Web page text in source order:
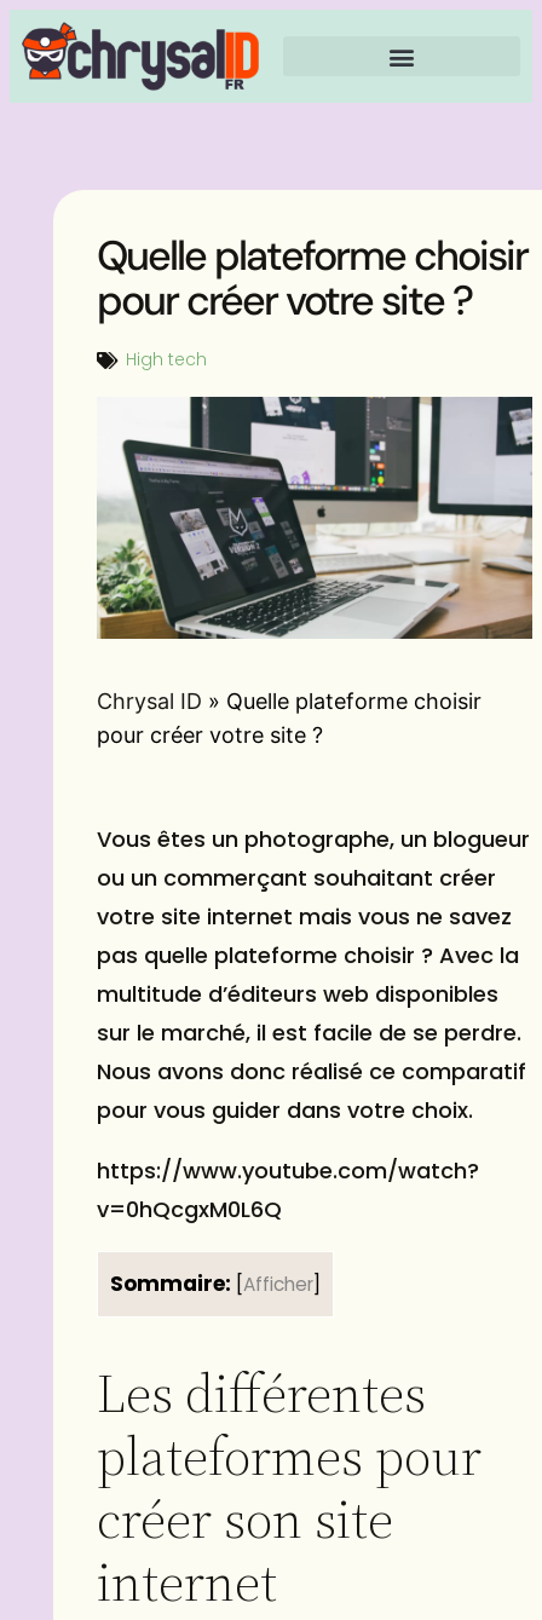
Quelle plateforme choisir
pour créer votre site ?
High tech
Chrysal ID » Quelle plateforme choisir
pour créer votre site ?
Vous êtes un photographe, un blogueur
ou un commerçant souhaitant créer
votre site internet mais vous ne savez
pas quelle plateforme choisir ? Avec la
multitude d’éditeurs web disponibles
sur le marché, il est facile de se perdre.
Nous avons donc réalisé ce comparatif
pour vous guider dans votre choix.
https://www.youtube.com/watch?
v=0hQcgxM0L6Q
Sommaire: Afficher
Les différentes
plateformes pour
créer son site
internet